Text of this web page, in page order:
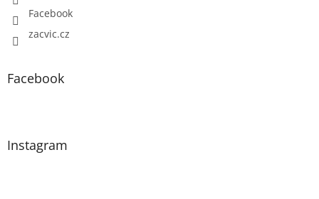
Facebook
zacvic.cz
Facebook
Instagram